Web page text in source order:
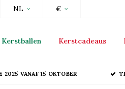
NL €
Kerstballen Kerstcadeaus
2025 VANAF 15 OKTOBER